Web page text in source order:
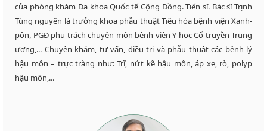
của phòng khám Đa khoa Quốc tế Cộng Đồng. Tiến sĩ. Bác sĩ Trịnh
Tùng nguyên là trưởng khoa phẫu thuật Tiêu hóa bệnh viện Xanh-
pôn, PGĐ phụ trách chuyên môn bệnh viện Y học Cổ truyền Trung
ương,... Chuyên khám, tư vấn, điều trị và phẫu thuật các bệnh lý
hậu môn – trực tràng như: Trĩ, nứt kẽ hậu môn, áp xe, rò, polyp
hậu môn,...